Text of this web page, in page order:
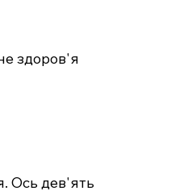
здоров'я
Ось дев'ять